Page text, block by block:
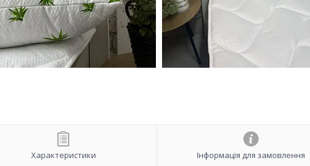
Характеристики Інформація для замовлення